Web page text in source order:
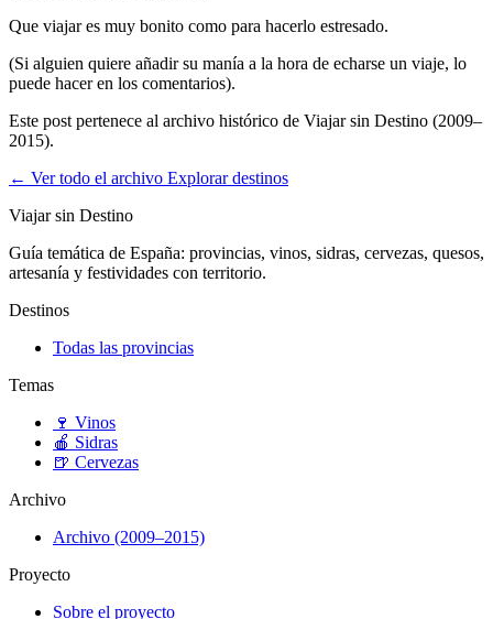
Que viajar es muy bonito como para hacerlo estresado.
(Si alguien quiere añadir su manía a la hora de echarse un viaje, lo
puede haceren los comentarios).
Este post pertenece al archivo histórico de Viajar sin Destino (2009–
2015).
← Ver todo el archivo Explorar destinos
Viajar sin Destino
Guía temática de España: provincias, vinos, sidras, cervezas, quesos,
artesanía y festividades con territorio.
Destinos
Todas las provincias
Temas
🍷 Vinos
🍎 Sidras
🍺 Cervezas
Archivo
Archivo (2009–2015)
Proyecto
Sobre el proyecto